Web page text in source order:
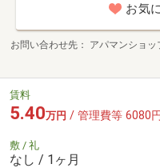
お気
お問い合わせ先
アパマンショ
賃料
5.40万円 / 管理費等 6080円
敷 / 礼
なし / 1ヶ月